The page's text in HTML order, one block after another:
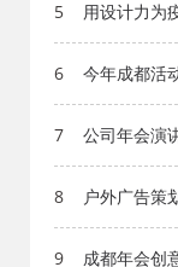
5
用设计力为
6
今年成都活
7 公司年会演
8 户外广告策
9 成都年会创